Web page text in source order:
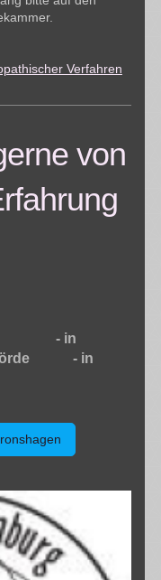
Verfahren
von
- in
- in